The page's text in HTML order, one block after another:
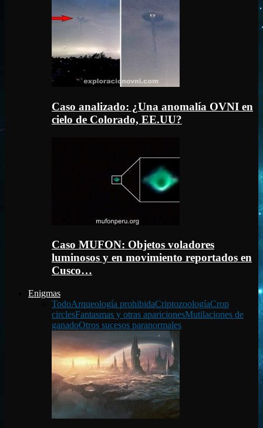
Caso analizado: ¿Una anomalía OVNI en
cielo de Colorado, EE.UU?
Caso MUFON: Objetos voladores
luminosos y en movimiento reportados en
Cusco…
Enigmas
TodoArqueología prohibidaCriptozoologíaCrop
circlesFantasmas y otras aparicionesMutilaciones de
ganadoOtros sucesos paranormales